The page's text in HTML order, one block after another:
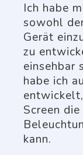
Ich habe
sowohl
Gerät
zu
einsehbar
habe ich
Screen
kann.